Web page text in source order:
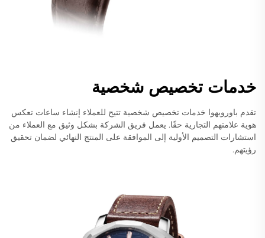
خدمات تخصيص شخصية
تقدم باورويهوا خدمات تخصيص شخصية تتيح للعملاء إنشاء ساعات تعكس
هوية علامتهم التجارية حقًا. يعمل فريق الشركة بشكل وثيق مع العملاء من
استشارات التصميم الأولية إلى الموافقة على المنتج النهائي لضمان تحقيق
رؤيتهم.